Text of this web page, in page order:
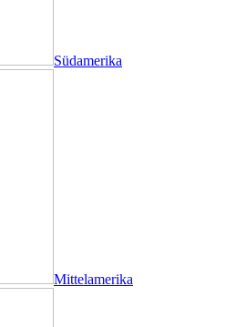
Südamerika
Mittelamerika